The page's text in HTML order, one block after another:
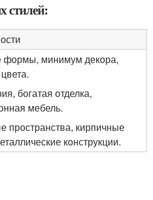
стилей:
формы, минимум декора,
богатая отделка,
мебель.
пространства, кирпичные
конструкции.